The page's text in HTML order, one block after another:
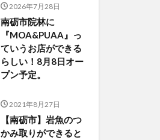
2026年7月28日
南砺市院林に
『MOA&PUAA』っ
ていうお店ができる
らしい！8月8日オー
プン予定。
2021年8月27日
【南砺市】岩魚のつ
かみ取りができると